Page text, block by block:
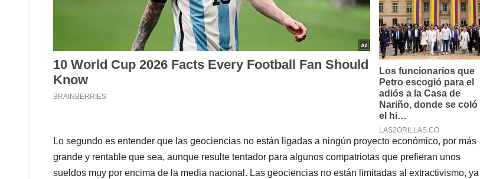
Lo segundo es entender que las geociencias no están ligadas a ningún proyecto económico, por más
grande y rentable que sea, aunque resulte tentador para algunos compatriotas que prefieran unos
sueldos muy por encima de la media nacional. Las geociencias no están limitadas al extractivismo, ya